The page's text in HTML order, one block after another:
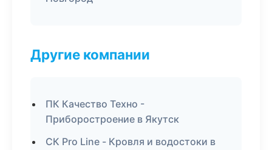
Другие компании
ПК Качество Техно -
Приборостроение в Якутск
СК Pro Line - Кровля и водостоки в